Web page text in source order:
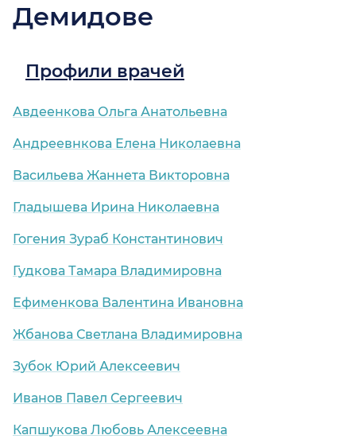
Демидове
Профили врачей
Авдеенкова Ольга Анатольевна
Андреевнкова Елена Николаевна
Васильева Жаннета Викторовна
Гладышева Ирина Николаевна
Гогения Зураб Константинович
Гудкова Тамара Владимировна
Ефименкова Валентина Ивановна
Жбанова Светлана Владимировна
Зубок Юрий Алексеевич
Иванов Павел Сергеевич
Капшукова Любовь Алексеевна